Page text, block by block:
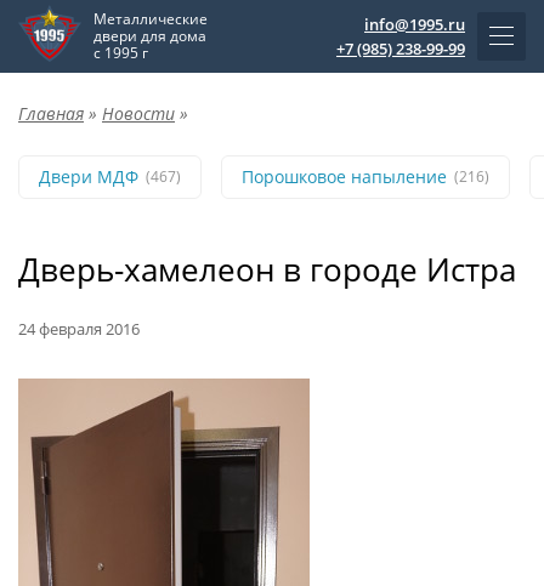
Металлические
двери для дома
с 1995 г
info@1995.ru
+7 (985) 238-99-99
Главная » Новости »
Двери МДФ (467) Порошковое напыление (216)
Дверь-хамелеон в городе Истра
24 февраля 2016